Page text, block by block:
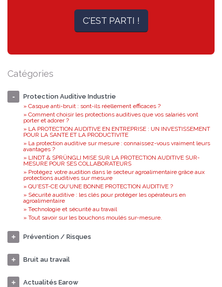
C'EST PARTI !
Catégories
Protection Auditive Industrie
» Casque anti-bruit : sont-ils réellement efficaces ?
» Comment choisir les protections auditives que vos salariés vont
porter et adorer ?
» LA PROTECTION AUDITIVE EN ENTREPRISE : UN INVESTISSEMENT
POUR LA SANTE ET LA PRODUCTIVITE
» La protection auditive sur mesure : connaissez-vous vraiment leurs
avantages ?
» LINDT & SPRÜNGLI MISE SUR LA PROTECTION AUDITIVE SUR-
MESURE POUR SES COLLABORATEURS
» Protégez votre audition dans le secteur agroalimentaire grâce aux
protections auditives sur mesure
» QU'EST-CE QU'UNE BONNE PROTECTION AUDITIVE ?
» Sécurité auditive : les clés pour protéger les opérateurs en
agroalimentaire
» Technologie et sécurité au travail
» Tout savoir sur les bouchons moulés sur-mesure.
Prévention / Risques
Bruit au travail
Actualités Earow